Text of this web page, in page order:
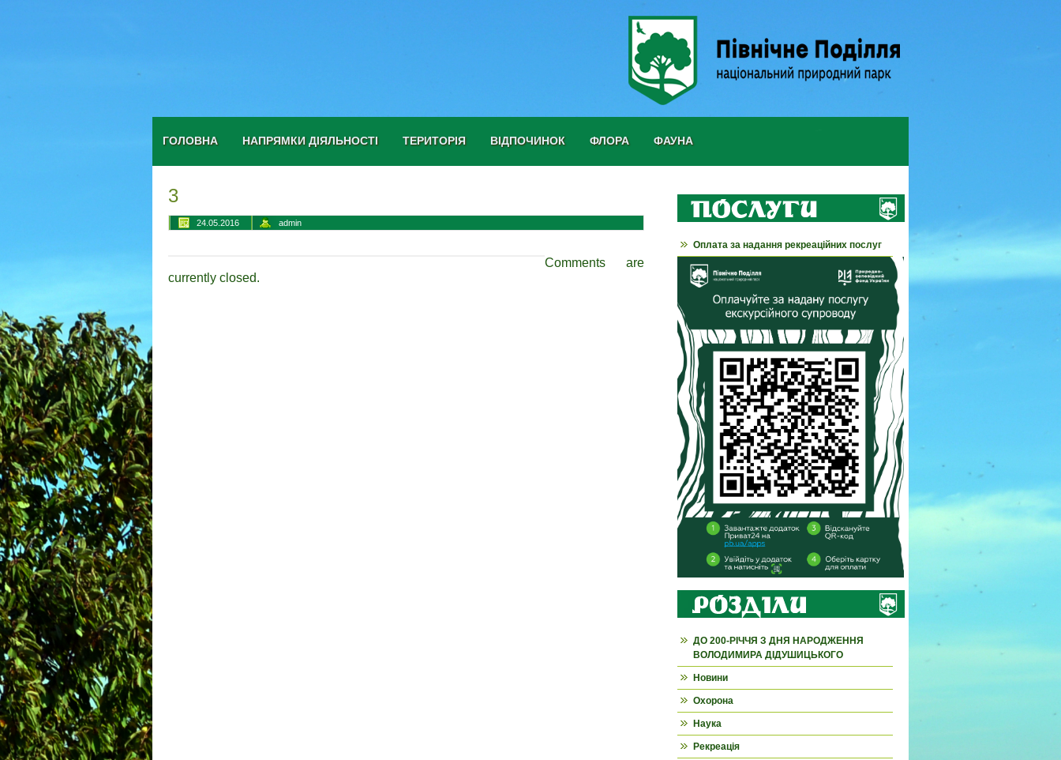
ГОЛОВНА НАПРЯМКИ ДІЯЛЬНОСТІ ТЕРИТОРІЯ ВІДПОЧИНОК ФЛОРА ФАУНА
3
24.05.2016 admin
Comments are
currently closed.
Оплата за надання рекреаційних послуг
ДО 200-РІЧЧЯ З ДНЯ НАРОДЖЕННЯ
ВОЛОДИМИРА ДІДУШИЦЬКОГО
Новини
Охорона
Наука
Рекреація